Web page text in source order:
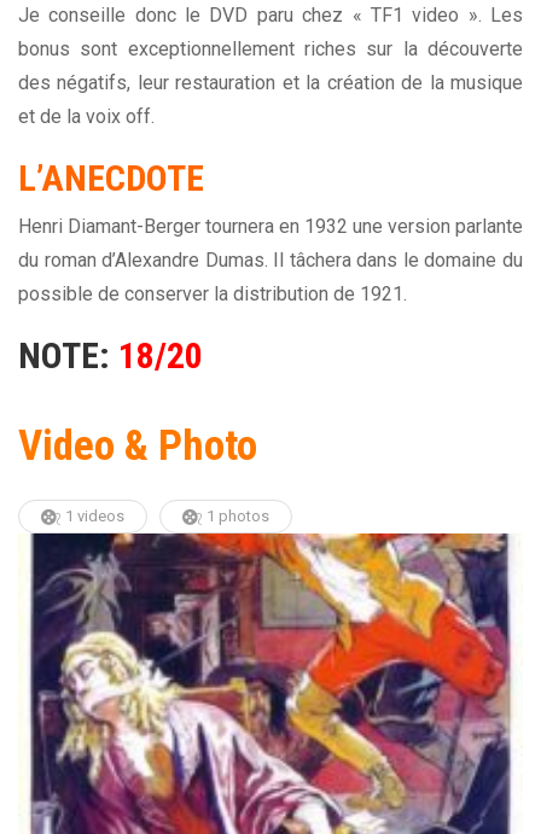
Je conseille donc le DVD paru chez « TF1 video ». Les
bonus sont exceptionnellement riches sur la découverte
des négatifs, leur restauration et la création de la musique
et de la voix off.
L’ANECDOTE
Henri Diamant-Berger tournera en 1932 une version parlante
du roman d’Alexandre Dumas. Il tâchera dans le domaine du
possible de conserver la distribution de 1921.
NOTE: 18/20
Video & Photo
1 videos 1 photos